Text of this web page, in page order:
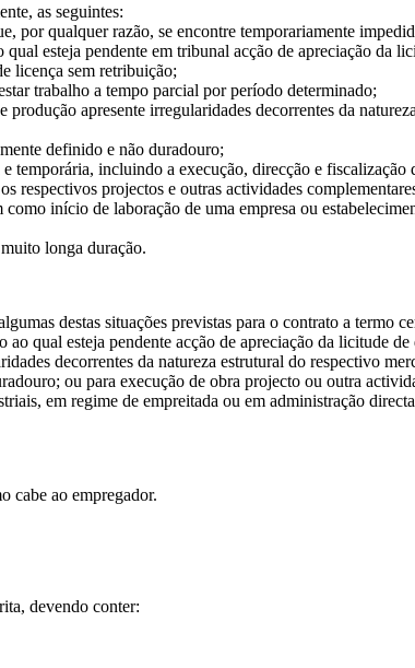
as seguintes:
por qualquer razão, se encontre temporariamente
esteja pendente em tribunal acção de apreciação da
licença sem retribuição;
trabalho a tempo parcial por período determinado;
apresente irregularidades decorrentes da
definido e não duradouro;
incluindo a execução, direcção e
respectivos projectos e outras actividades
início de laboração de uma empresa ou
longa duração.
destas situações previstas para o contrato a termo
qual esteja pendente acção de apreciação da licitude
decorrentes da natureza estrutural do respectivo
ou para execução de obra projecto ou outra
em regime de empreitada ou em administração
cabe ao empregador.
devendo conter: